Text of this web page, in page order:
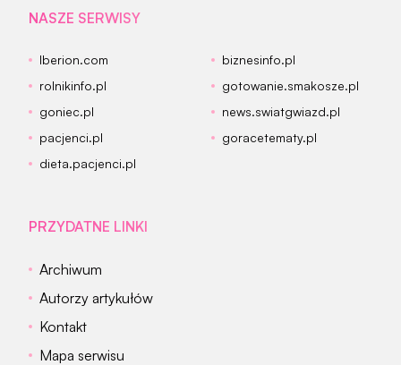
NASZE SERWISY
Iberion.com
biznesinfo.pl
rolnikinfo.pl
gotowanie.smakosze.pl
goniec.pl
news.swiatgwiazd.pl
pacjenci.pl
goracetematy.pl
dieta.pacjenci.pl
PRZYDATNE LINKI
Archiwum
Autorzy artykułów
Kontakt
Mapa serwisu